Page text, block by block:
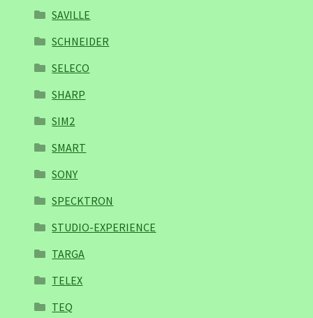
SAVILLE
SCHNEIDER
SELECO
SHARP
SIM2
SMART
SONY
SPECKTRON
STUDIO-EXPERIENCE
TARGA
TELEX
TEQ